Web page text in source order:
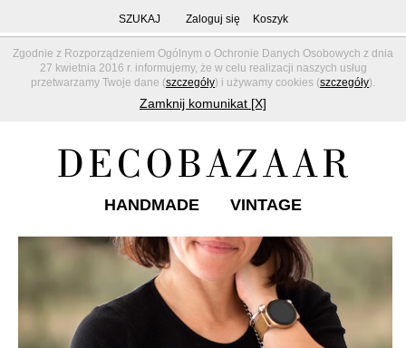
Zgodnie z Rozporządzeniem Ogólnym o Ochronie Danych Osobowych z dnia
27 kwietnia 2016 r. informujemy, że w celu realizacji naszych usług
przetwarzamy Twoje dane (szczegóły) i używamy cookies (szczegóły).
Zamknij komunikat [X]
SZUKAJ Zaloguj się Koszyk
HANDMADE VINTAGE